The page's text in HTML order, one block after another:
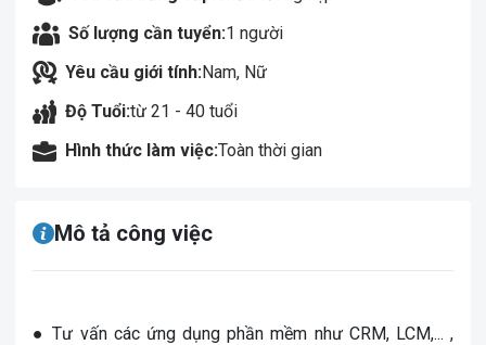
Số lượng cần tuyển:1 người
Yêu cầu giới tính:Nam, Nữ
Độ Tuổi:từ 21 - 40 tuổi
Hình thức làm việc:Toàn thời gian
Mô tả công việc
● Tư vấn các ứng dụng phần mềm như CRM, LCM,... ,